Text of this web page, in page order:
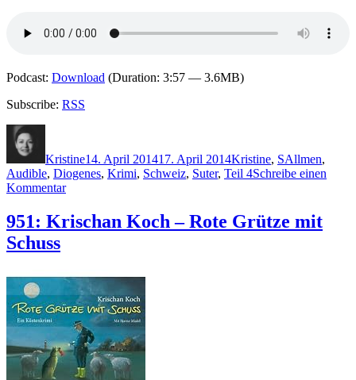
Podcast: Download (Duration: 3:57 — 3.6MB)
Subscribe: RSS
Kristine14. April 201417. April 2014Kristine, SAllmen,
Audible, Diogenes, Krimi, Schweiz, Suter, Teil 4Schreibe einen
Kommentarzu
Martin
Suter
die
verschwundene
María
951: Krischan Koch – Rote Grütze mit
Schuss